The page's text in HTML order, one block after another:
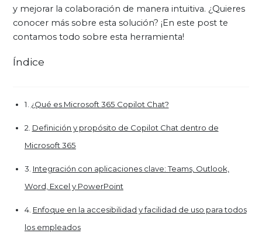
y mejorar la colaboración de manera intuitiva. ¿Quieres
conocer más sobre esta solución? ¡En este post te
contamos todo sobre esta herramienta!
Índice
¿Qué es Microsoft 365 Copilot Chat?
Definición y propósito de Copilot Chat dentro de
Microsoft 365
Integración con aplicaciones clave: Teams, Outlook,
Word, Excel y PowerPoint
Enfoque en la accesibilidad y facilidad de uso para todos
los empleados